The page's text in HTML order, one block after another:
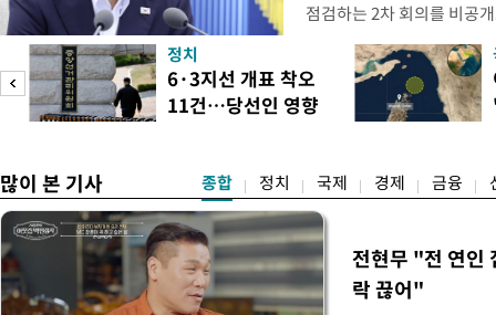
점검하는 2차 회의를 비공
관계부처 장관들과 위원
금융 지원 방향 및 방안과
지원 방안을 보고 받았다고
면 브리핑에서 밝혔다 회의
정치
6·3지선 개표 착오
11건…당선인 영향
많이 본 기사 종합 정치 국제 경제 금융
전현무 "전 연인
락 끊어"